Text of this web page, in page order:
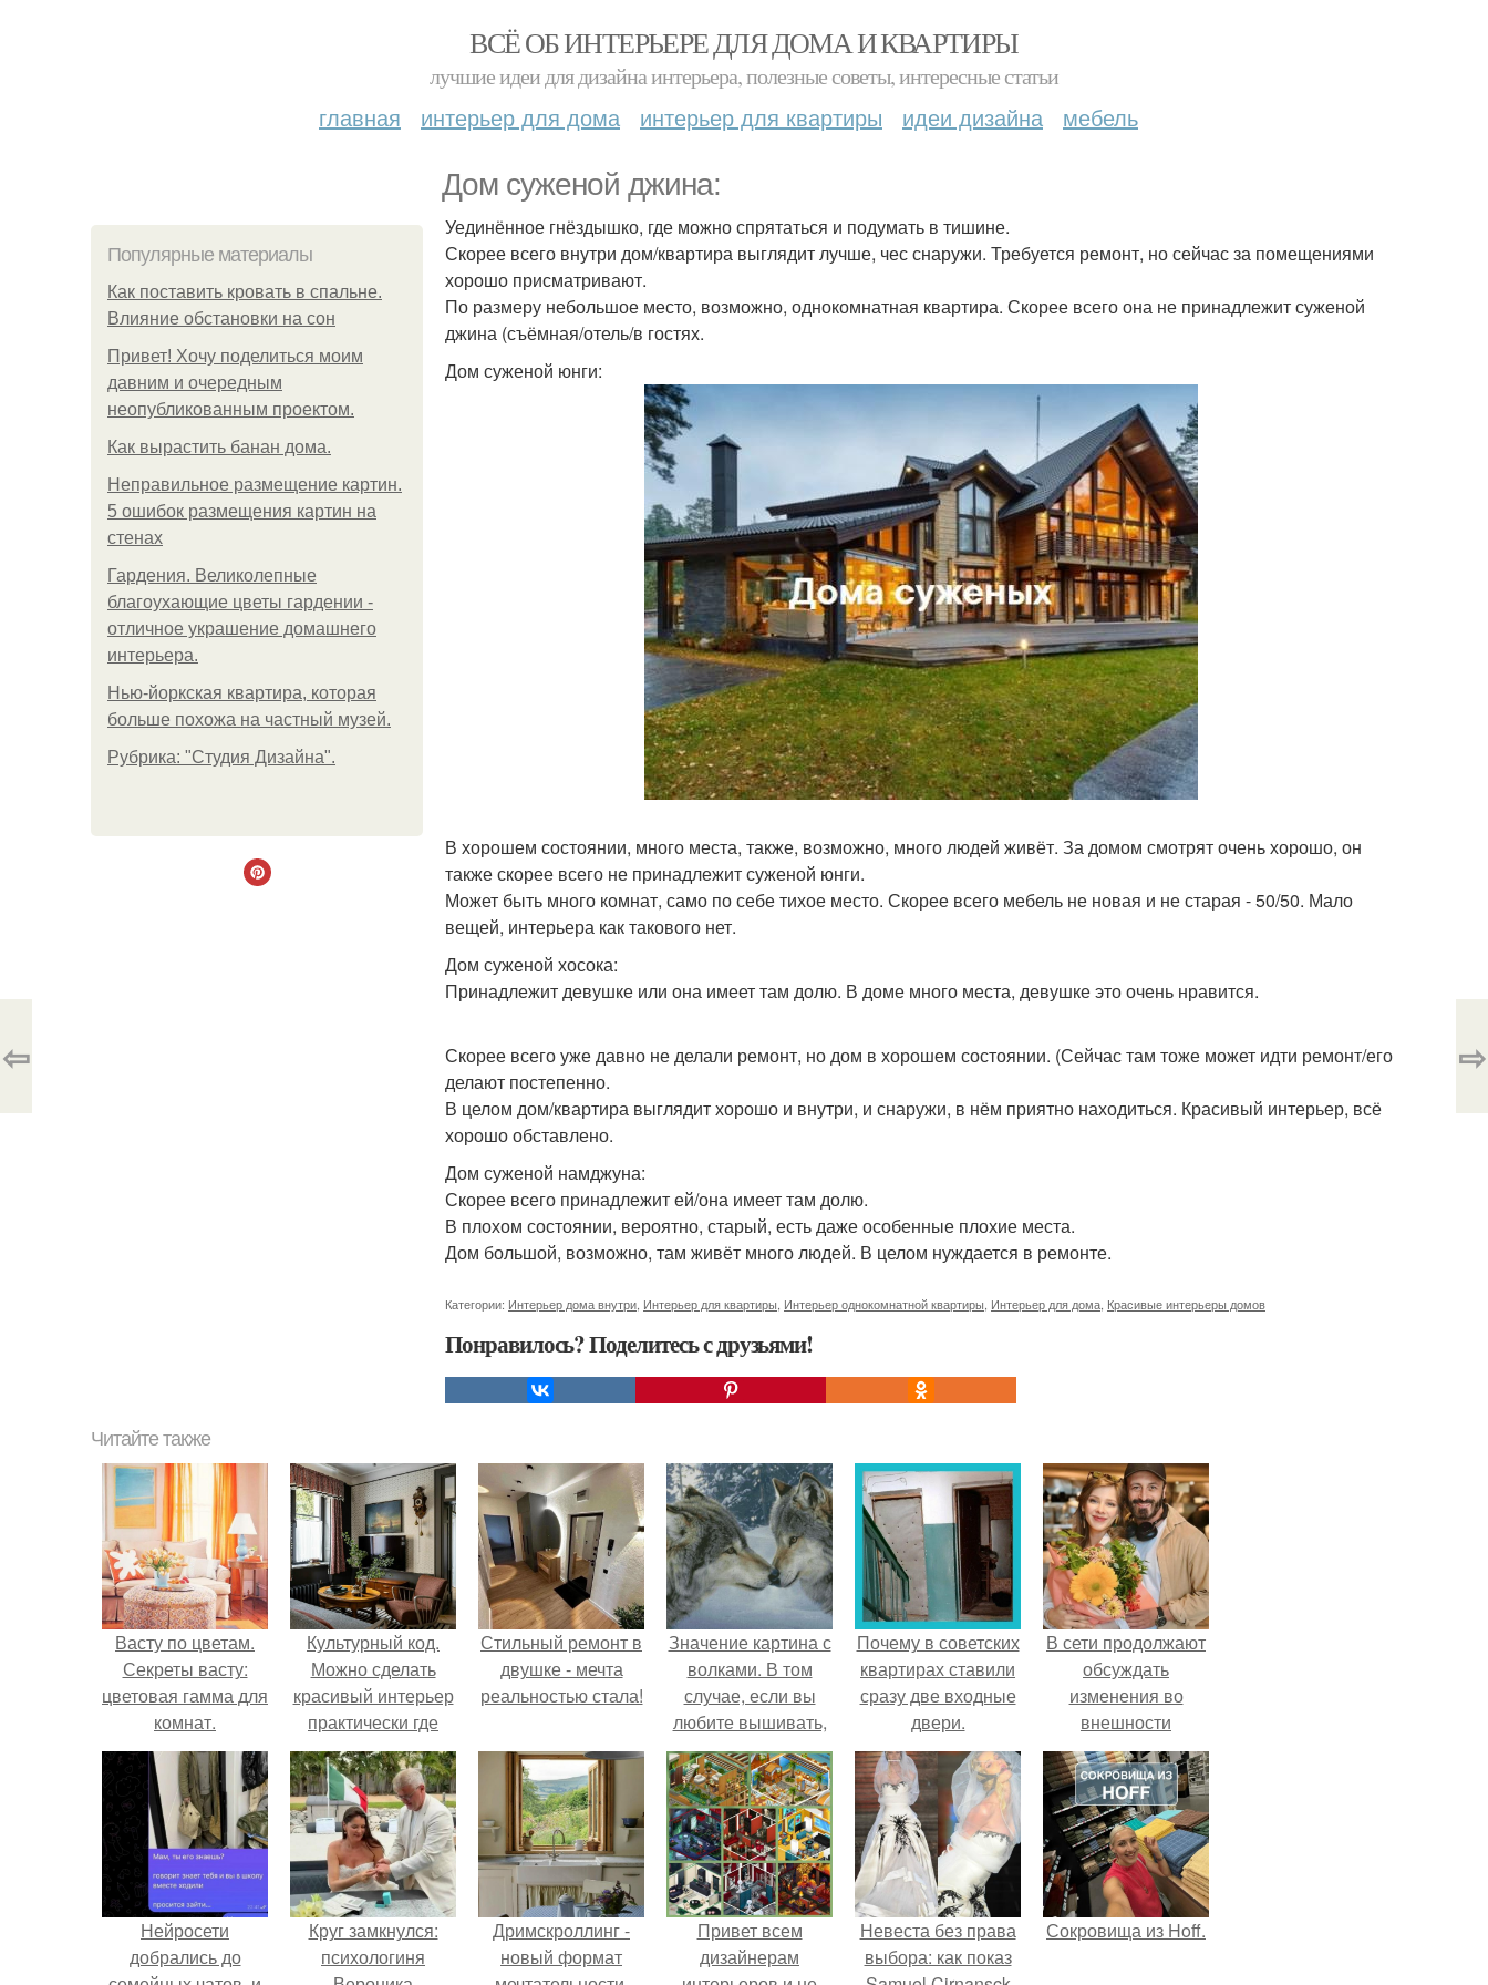
ВСЁ ОБ ИНТЕРЬЕРЕ ДЛЯ ДОМА И КВАРТИРЫ
лучшие идеи для дизайна интерьера, полезные советы, интересные статьи
главная интерьер для дома интерьер для квартиры идеи дизайна мебель
Дом суженой джина:
Популярные материалы
Как поставить кровать в спальне.
Влияние обстановки на сон
Привет! Хочу поделиться моим
давним и очередным
неопубликованным проектом.
Как вырастить банан дома.
Неправильное размещение картин.
5 ошибок размещения картин на
стенах
Гардения. Великолепные
благоухающие цветы гардении -
отличное украшение домашнего
интерьера.
Нью-йоркская квартира, которая
больше похожа на частный музей.
Рубрика: "Студия Дизайна".
Уединённое гнёздышко, где можно спрятаться и подумать в тишине.
Скорее всего внутри дом/квартира выглядит лучше, чес снаружи. Требуется ремонт, но сейчас за помещениями
хорошо присматривают.
По размеру небольшое место, возможно, однокомнатная квартира. Скорее всего она не принадлежит суженой
джина (съёмная/отель/в гостях.
Дом суженой юнги:
В хорошем состоянии, много места, также, возможно, много людей живёт. За домом смотрят очень хорошо, он
также скорее всего не принадлежит суженой юнги.
Может быть много комнат, само по себе тихое место. Скорее всего мебель не новая и не старая - 50/50. Мало
вещей, интерьера как такового нет.
Дом суженой хосока:
Принадлежит девушке или она имеет там долю. В доме много места, девушке это очень нравится.
Скорее всего уже давно не делали ремонт, но дом в хорошем состоянии. (Сейчас там тоже может идти ремонт/его
делают постепенно.
В целом дом/квартира выглядит хорошо и внутри, и снаружи, в нём приятно находиться. Красивый интерьер, всё
хорошо обставлено.
Дом суженой намджуна:
Скорее всего принадлежит ей/она имеет там долю.
В плохом состоянии, вероятно, старый, есть даже особенные плохие места.
Дом большой, возможно, там живёт много людей. В целом нуждается в ремонте.
Категории: Интерьер дома внутри Интерьер для квартиры Интерьер однокомнатной квартиры Интерьер для дома Красивые интерьеры домов
Понравилось? Поделитесь с друзьями!
⇦ ⇨
Читайте также
Васту по цветам.
Секреты васту:
цветовая гамма для
комнат.
Культурный код.
Можно сделать
красивый интерьер
практически где
угодно.
Стильный ремонт в
двушке - мечта
реальностью стала!
Значение картина с
волками. В том
случае, если вы
любите вышивать,
то наверняка
задумывались о
том, что означает та
или иная вышитая
вами картина.
Почему в советских
квартирах ставили
сразу две входные
двери.
В сети продолжают
обсуждать
изменения во
внешности
актрисы.
Нейросети
добрались до
Круг замкнулся:
психологиня
Дримскроллинг -
новый формат
Привет всем
дизайнерам
Невеста без права
выбора: как показ
Сокровища из Hoff.